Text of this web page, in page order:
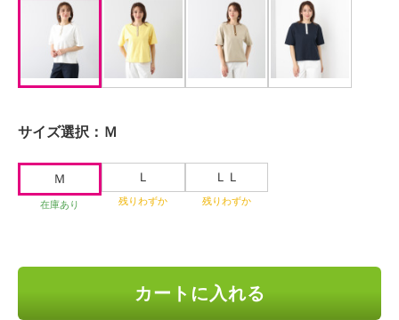
サイズ選択： Ｍ
Ｍ
在庫あり
Ｌ
残りわずか
ＬＬ
残りわずか
カートに入れる